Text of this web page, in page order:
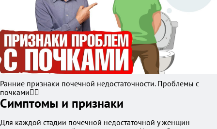
Ранние признаки почечной недостаточности. Проблемы с
почками🤷‍♀️
Симптомы и признаки
Для каждой стадии почечной недостаточной у женщин